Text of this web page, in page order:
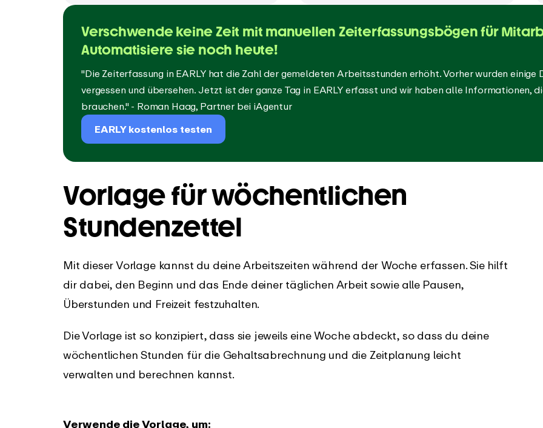
Verschwende keine Zeit mit manuellen Zeiterfassungsbögen für
Automatisiere sie noch heute!
"Die Zeiterfassung in EARLY hat die Zahl der gemeldeten Arbeitsstunden erhöht. Vorher wurden einige
vergessen und übersehen. Jetzt ist der ganze Tag in EARLY erfasst und wir haben alle Informationen,
brauchen." - Roman Haag, Partner bei iAgentur
EARLY kostenlos testen
Vorlage für wöchentlichen
Stundenzettel
Mit dieser Vorlage kannst du deine Arbeitszeiten während der Woche erfassen. Sie hilft
dir dabei, den Beginn und das Ende deiner täglichen Arbeit sowie alle Pausen,
Überstunden und Freizeit festzuhalten.
Die Vorlage ist so konzipiert, dass sie jeweils eine Woche abdeckt, so dass du deine
wöchentlichen Stunden für die Gehaltsabrechnung und die Zeitplanung leicht
verwalten und berechnen kannst.
Verwende die Vorlage, um: